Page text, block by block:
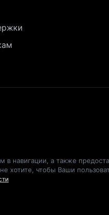
навигации, а также
хотите, чтобы Ваши